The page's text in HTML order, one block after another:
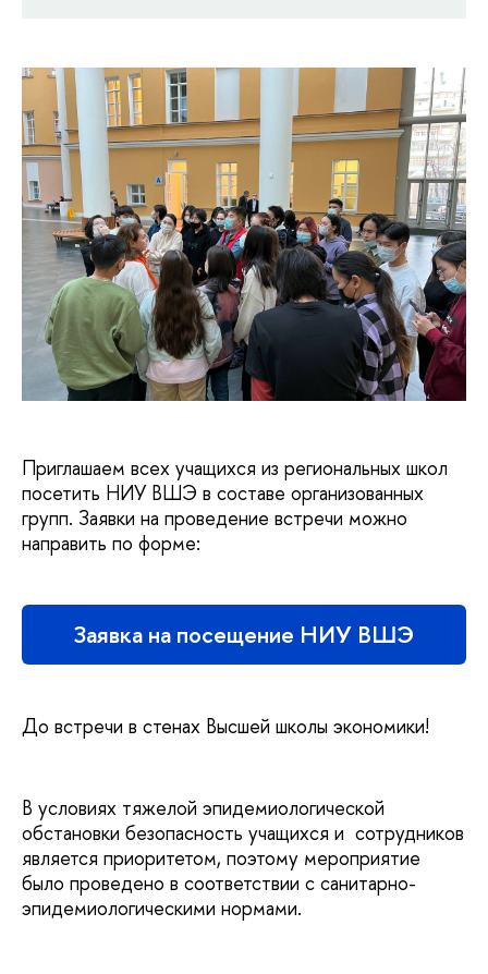
Приглашаем всех учащихся из региональных школ
посетить НИУ ВШЭ в составе организованных
групп. Заявки на проведение встречи можно
направить по форме:
Заявка на посещение НИУ ВШЭ
До встречи в стенах Высшей школы экономики!
В условиях тяжелой эпидемиологической
обстановки безопасность учащихся и сотрудников
является приоритетом, поэтому мероприятие
было проведено в соответствии с санитарно-
эпидемиологическими нормами.